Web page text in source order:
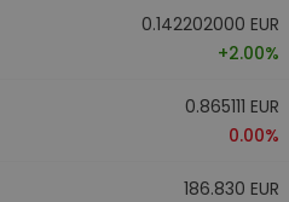
0.142202000 EUR
+2.00%
0.865111 EUR
0.00%
186.830 EUR